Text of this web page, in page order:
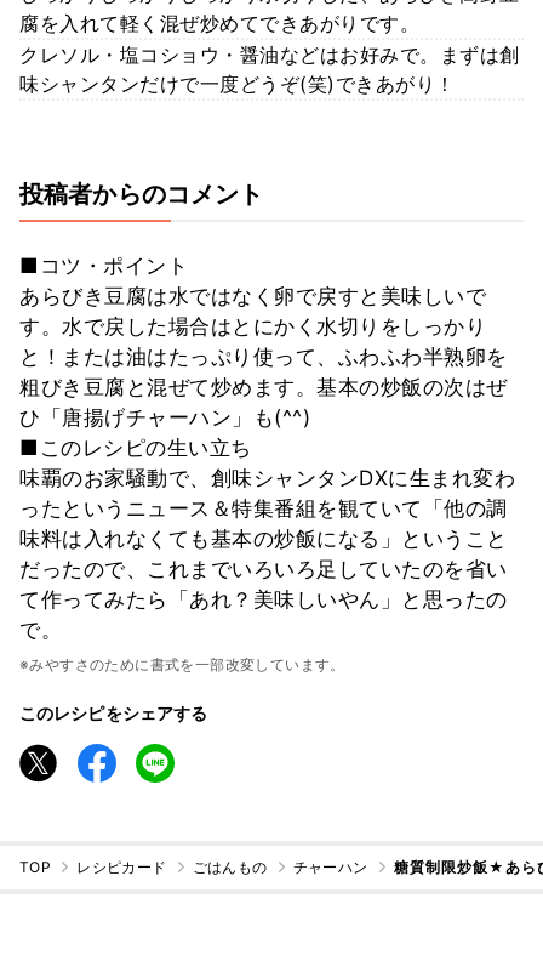
腐を入れて軽く混ぜ炒めてできあがりです。
クレソル・塩コショウ・醤油などはお好みで。まずは創
味シャンタンだけで一度どうぞ(笑)できあがり！
投稿者からのコメント
■コツ・ポイント
あらびき豆腐は水ではなく卵で戻すと美味しいで
す。水で戻した場合はとにかく水切りをしっかり
と！または油はたっぷり使って、ふわふわ半熟卵を
粗びき豆腐と混ぜて炒めます。基本の炒飯の次はぜ
ひ「唐揚げチャーハン」も(^^)
■このレシピの生い立ち
味覇のお家騒動で、創味シャンタンDXに生まれ変わ
ったというニュース＆特集番組を観ていて「他の調
味料は入れなくても基本の炒飯になる」ということ
だったので、これまでいろいろ足していたのを省い
て作ってみたら「あれ？美味しいやん」と思ったの
で。
※みやすさのために書式を一部改変しています。
このレシピをシェアする
TOP レシピカード ごはんもの チャーハン 糖質制限炒飯★あら